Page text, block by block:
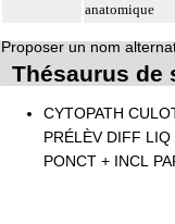
anatomique
Proposer un nom
Thésaurus de
CYTOPATH
PRÉLÈV DIFF LIQ
PONCT + INCL